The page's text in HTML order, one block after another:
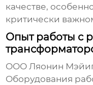
качестве,
критически
Опыт работы с
ООО Ляонин
Оборудования